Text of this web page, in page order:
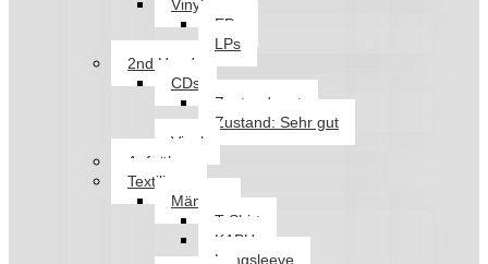
Vinyl
EPs
LPs
2nd Hand
CDs
Zustand: gut
Zustand: Sehr gut
Vinyl
Aufnäher
Textilien
Männer
T-Shirt
KAPU
Longsleeve